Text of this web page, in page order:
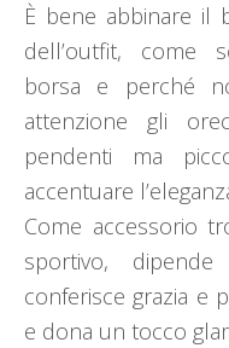
È bene abbinare il
dell’outfit, come
borsa e perché
attenzione gli
pendenti ma
accentuare
Come accessorio
sportivo,
conferisce grazia e
e dona un tocco